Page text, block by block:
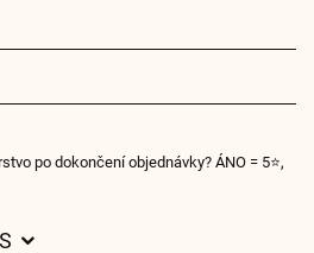
po dokončení objednávky? ÁNO = 5⭐,